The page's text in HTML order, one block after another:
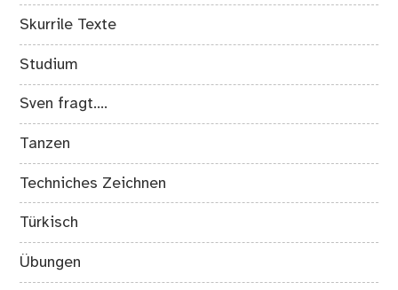
Skurrile Texte
Studium
Sven fragt….
Tanzen
Techniches Zeichnen
Türkisch
Übungen